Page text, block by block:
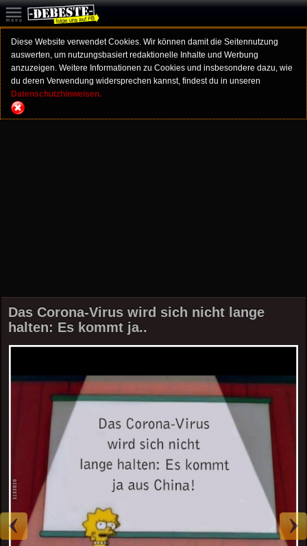
Diese Website verwendet Cookies. Wir können damit die Seitennutzung
auswerten, um nutzungsbasiert redaktionelle Inhalte und Werbung
anzuzeigen. Weitere Informationen zu Cookies und insbesondere dazu, wie
du deren Verwendung widersprechen kannst, findest du in unseren
Datenschutzhinweisen.
Das Corona-Virus wird sich nicht lange
halten: Es kommt ja..